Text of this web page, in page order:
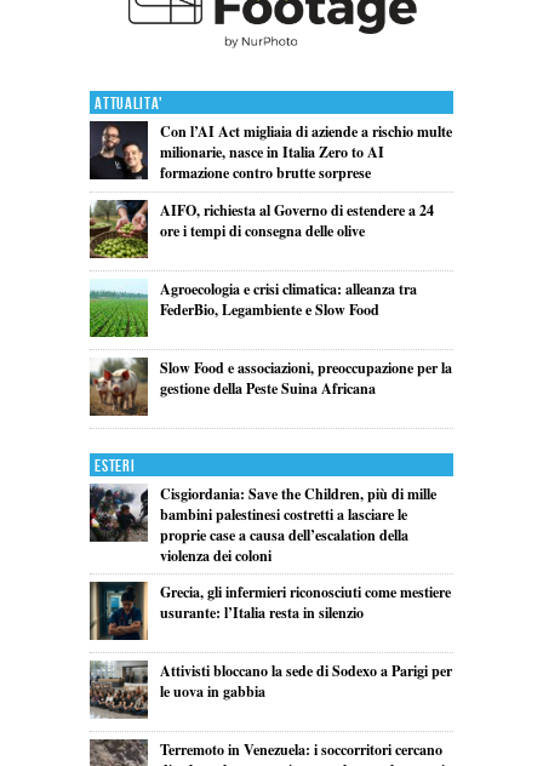
Attualita'
Con l’AI Act migliaia di aziende a rischio multe
milionarie, nasce in Italia Zero to AI
formazione contro brutte sorprese
AIFO, richiesta al Governo di estendere a 24
ore i tempi di consegna delle olive
Agroecologia e crisi climatica: alleanza tra
FederBio, Legambiente e Slow Food
Slow Food e associazioni, preoccupazione per la
gestione della Peste Suina Africana
Esteri
Cisgiordania: Save the Children, più di mille
bambini palestinesi costretti a lasciare le
proprie case a causa dell’escalation della
violenza dei coloni
Grecia, gli infermieri riconosciuti come mestiere
usurante: l’Italia resta in silenzio
Attivisti bloccano la sede di Sodexo a Parigi per
le uova in gabbia
Terremoto in Venezuela: i soccorritori cercano